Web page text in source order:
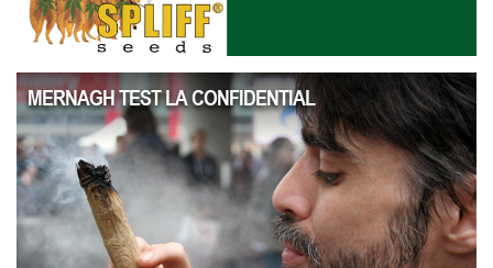
MERNAGH TEST LA CONFIDENTIAL